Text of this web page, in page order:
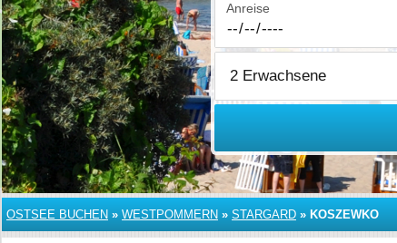
Anreise
OSTSEE BUCHEN » WESTPOMMERN » STARGARD » KOSZEWKO